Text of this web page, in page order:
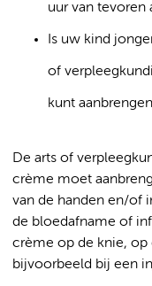
uur van tevoren
Is uw kind
of
kunt
De arts of
crème moet
van de handen en/of
de bloedafname of
crème op de knie, op
bijvoorbeeld bij een